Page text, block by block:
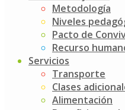
Metodología
Niveles
Pacto de
Recurso
Servicios
Transporte
Clases
Alimentación
15 noviembre, 201720
Jardín Infantil
Los niños de K1C y K3A
bandera, en la cual se
el día de la raza. Esta
presentó nuestro Oso
traje y voz nos permitió